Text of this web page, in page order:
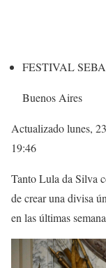
FESTIVAL
Buenos Aires
Actualizadolunes,
19:46
Tanto Lula da Silva
de crear una divisa
en las últimas